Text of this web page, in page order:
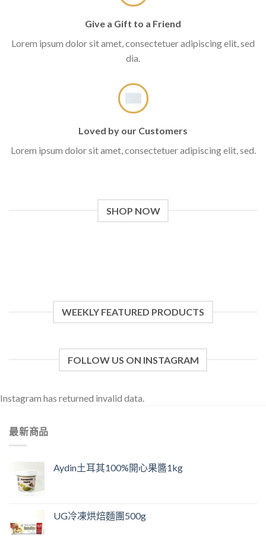
Give a Gift to a Friend
Lorem ipsum dolor sit amet, consectetuer adipiscing elit, sed
dia.
Loved by our Customers
Lorem ipsum dolor sit amet, consectetuer adipiscing elit, sed.
SHOP NOW
WEEKLY FEATURED PRODUCTS
FOLLOW US ON INSTAGRAM
Instagram has returned invalid data.
最新商品
Aydin土耳其100%開心果醬1kg
UG冷凍烘焙麵團500g